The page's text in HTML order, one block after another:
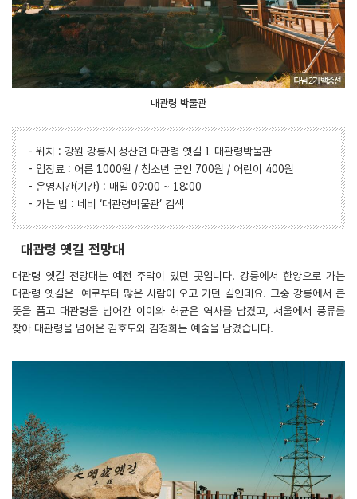
대관령 박물관
- 위치 : 강원 강릉시 성산면 대관령 옛길 1 대관령박물관
- 입장료 : 어른 1000원 / 청소년 군인 700원 / 어린이 400원
- 운영시간(기간) : 매일 09:00 ~ 18:00
- 가는 법 : 네비 ‘대관령박물관’ 검색
대관령 옛길 전망대
대관령 옛길 전망대는 예전 주막이 있던 곳입니다. 강릉에서 한양으로 가는
대관령 옛길은 예로부터 많은 사람이 오고 가던 길인데요. 그중 강릉에서 큰
뜻을 품고 대관령을 넘어간 이이와 허균은 역사를 남겼고, 서울에서 풍류를
찾아 대관령을 넘어온 김호도와 김정희는 예술을 남겼습니다.